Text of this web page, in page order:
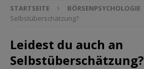
STARTSEITE BÖRSENPSYCHOLOGIE
Selbstüberschätzung?
Leidest du auch an
Selbstüberschätzung?